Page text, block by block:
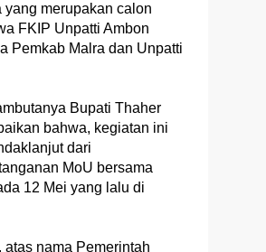
yang merupakan calon
FKIP Unpatti Ambon
Pemkab Malra dan Unpatti
Bupati Thaher
bahwa, kegiatan ini
dari
MoU bersama
12 Mei yang lalu di
atas nama Pemerintah